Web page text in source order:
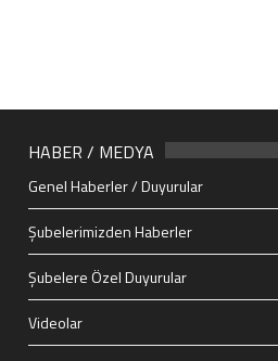
HABER / MEDYA
Genel Haberler / Duyurular
Şubelerimizden Haberler
Şubelere Özel Duyurular
Videolar